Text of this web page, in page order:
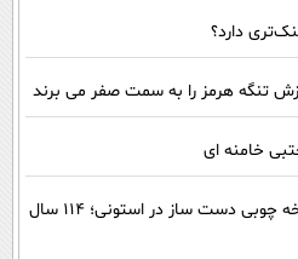
دارد؟
خامنه ای
تاریخ به روایت تصویر/ دوچرخه چوبی دست ساز در استونی؛ 114 سال